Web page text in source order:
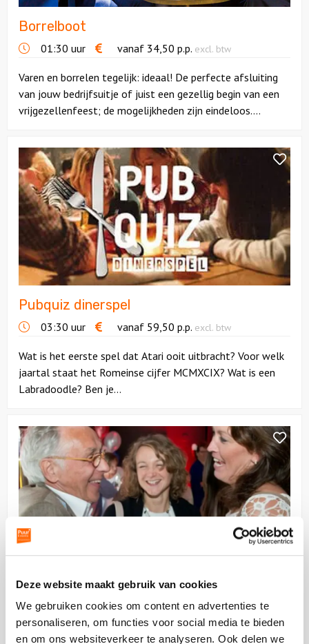
Deze website maakt gebruik van cookies
We gebruiken cookies om content en advertenties te
personaliseren, om functies voor social media te bieden
en om ons websiteverkeer te analyseren. Ook delen we
Borrelboot
01:30 uur vanaf 34,50 p.p. excl. btw
Varen en borrelen tegelijk: ideaal! De perfecte afsluiting
van jouw bedrijfsuitje of juist een gezellig begin van een
vrijgezellenfeest; de mogelijkheden zijn eindeloos....
Bekijk
Pubquiz
dinerspel
Pubquiz dinerspel
03:30 uur vanaf 59,50 p.p. excl. btw
Wat is het eerste spel dat Atari ooit uitbracht? Voor welk
jaartal staat het Romeinse cijfer MCMXCIX? Wat is een
Labradoodle? Ben je...
Bekijk
Dagprogramma
Puur*
Teambuilding
Dagprogramma | Puur* Teambuilding
06:00 uur vanaf64,50p.p.excl. btw
Boek een originele teambuilding dag om jouw team nog